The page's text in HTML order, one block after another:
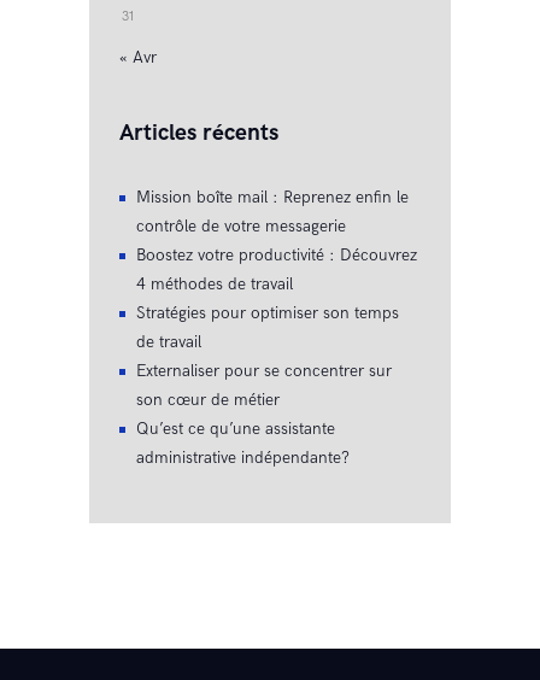
31
« Avr
Articles récents
Mission boîte mail : Reprenez enfin le
contrôle de votre messagerie
Boostez votre productivité : Découvrez
4 méthodes de travail
Stratégies pour optimiser son temps
de travail
Externaliser pour se concentrer sur
son cœur de métier
Qu’est ce qu’une assistante
administrative indépendante?